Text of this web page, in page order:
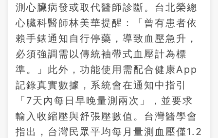
測心臟病發或取代醫師診斷。台北榮總
心臟科醫師林美華提醒：「曾有患者依
賴手錶通知自行停藥，導致血壓急升，
必須強調需以傳統袖帶式血壓計為標
準。」此外，功能使用需配合健康App
記錄真實數據，系統會在通知中指引
「7天內每日早晚量測兩次」，並要求
輸入收縮壓與舒張壓數值。台灣醫學會
指出，台灣民眾平均每月量測血壓僅1.2